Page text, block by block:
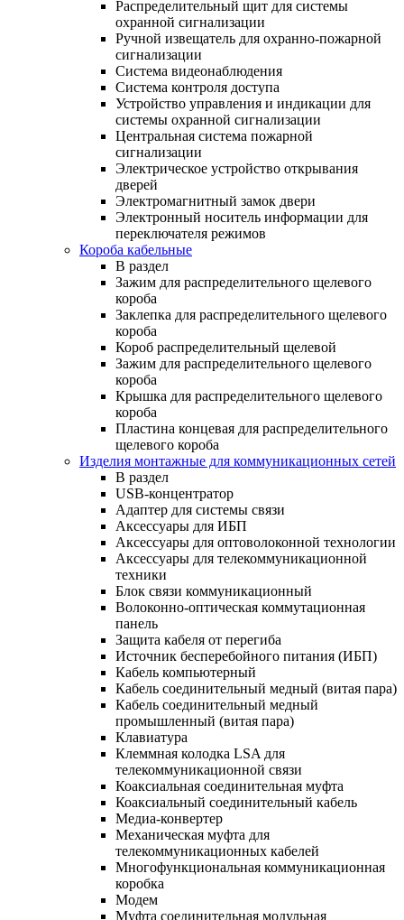
Распределительный щит для системы
охранной сигнализации
Ручной извещатель для охранно-пожарной
сигнализации
Система видеонаблюдения
Система контроля доступа
Устройство управления и индикации для
системы охранной сигнализации
Центральная система пожарной
сигнализации
Электрическое устройство открывания
дверей
Электромагнитный замок двери
Электронный носитель информации для
переключателя режимов
Короба кабельные
В раздел
Зажим для распределительного щелевого
короба
Заклепка для распределительного щелевого
короба
Короб распределительный щелевой
Зажим для распределительного щелевого
короба
Крышка для распределительного щелевого
короба
Пластина концевая для распределительного
щелевого короба
Изделия монтажные для коммуникационных сетей
В раздел
USB-концентратор
Адаптер для системы связи
Аксессуары для ИБП
Аксессуары для оптоволоконной технологии
Аксессуары для телекоммуникационной
техники
Блок связи коммуникационный
Волоконно-оптическая коммутационная
панель
Защита кабеля от перегиба
Источник бесперебойного питания (ИБП)
Кабель компьютерный
Кабель соединительный медный (витая пара)
Кабель соединительный медный
промышленный (витая пара)
Клавиатура
Клеммная колодка LSA для
телекоммуникационной связи
Коаксиальная соединительная муфта
Коаксиальный соединительный кабель
Медиа-конвертер
Механическая муфта для
телекоммуникационных кабелей
Многофункциональная коммуникационная
коробка
Модем
Муфта соединительная модульная